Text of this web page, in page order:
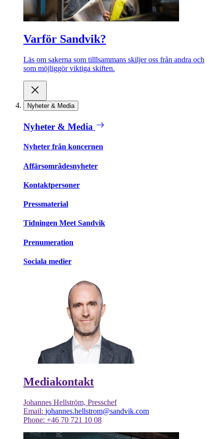
Varför Sandvik?
Läs om sakerna som tilllsammans skiljer oss från andra och
som möjliggör viktiga skiften.
Nyheter & Media
Nyheter & Media
Nyheter från koncernen
Affärsområdesnyheter
Kontaktpersoner
Pressmaterial
Tidningen Meet Sandvik
Prenumeration
Sociala medier
Mediakontakt
Johannes Hellström, Presschef
Email: johannes.hellstrom@sandvik.com
Phone: +46 70 721 10 08